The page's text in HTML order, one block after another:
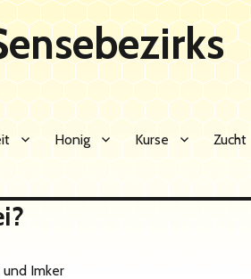
Honig Kurse Zucht
Imker